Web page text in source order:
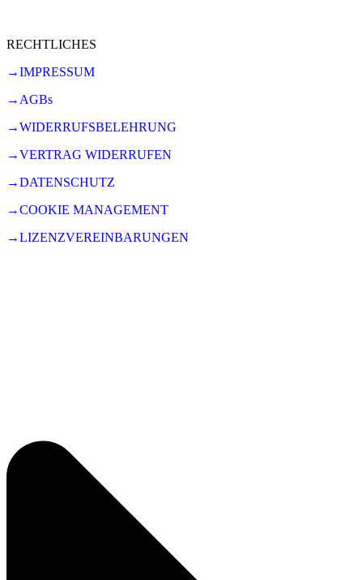
RECHTLICHES
→IMPRESSUM
→AGBs
→WIDERRUFSBELEHRUNG
→VERTRAG WIDERRUFEN
→DATENSCHUTZ
→COOKIE MANAGEMENT
→LIZENZVEREINBARUNGEN